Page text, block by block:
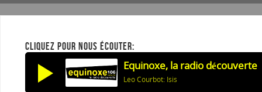
CLIQUEZ POUR NOUS ÉCOUTER:
Equinoxe, la radio découverte
Leo Courbot: Isis